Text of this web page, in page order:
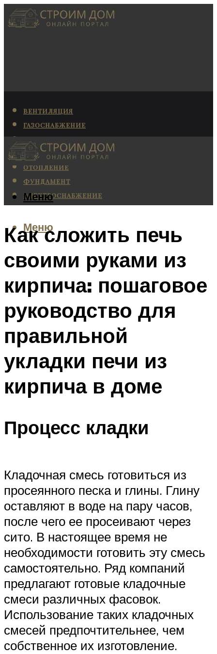
ВЕНТИЛЯЦИЯ
ГАЗОСНАБЖЕНИЕ
КАНАЛИЗАЦИЯ
КОНДИЦИОНИРОВАНИЕ
ОТОПЛЕНИЕ
ФУНДАМЕНТ
ЭЛЕКТРОСНАБЖЕНИЕ
Меню
Меню
Как сложить печь
своими руками из
кирпича: пошаговое
руководство для
правильной
укладки печи из
кирпича в доме
Процесс кладки
Кладочная смесь готовиться из
просеянного песка и глины. Глину
оставляют в воде на пару часов,
после чего ее просеивают через
сито. В настоящее время не
необходимости готовить эту смесь
самостоятельно. Ряд компаний
предлагают готовые кладочные
смеси различных фасовок.
Использование таких кладочных
смесей предпочтительнее, чем
собственное их изготовление.